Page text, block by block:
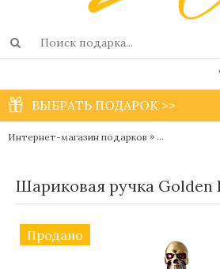
ВЫБРАТЬ ПОДАРОК >>
Интернет-магазин подарков »
Шариковая ручка Golden
Продано